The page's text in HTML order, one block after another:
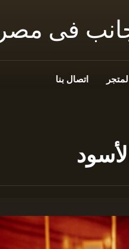
فى مصر
المتجر اتصال بنا